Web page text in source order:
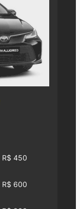
R$ 450
R$ 600